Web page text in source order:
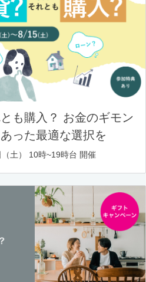
も購入？ お金のギモン
った最適な選択を
土） 10時~19時台 開催